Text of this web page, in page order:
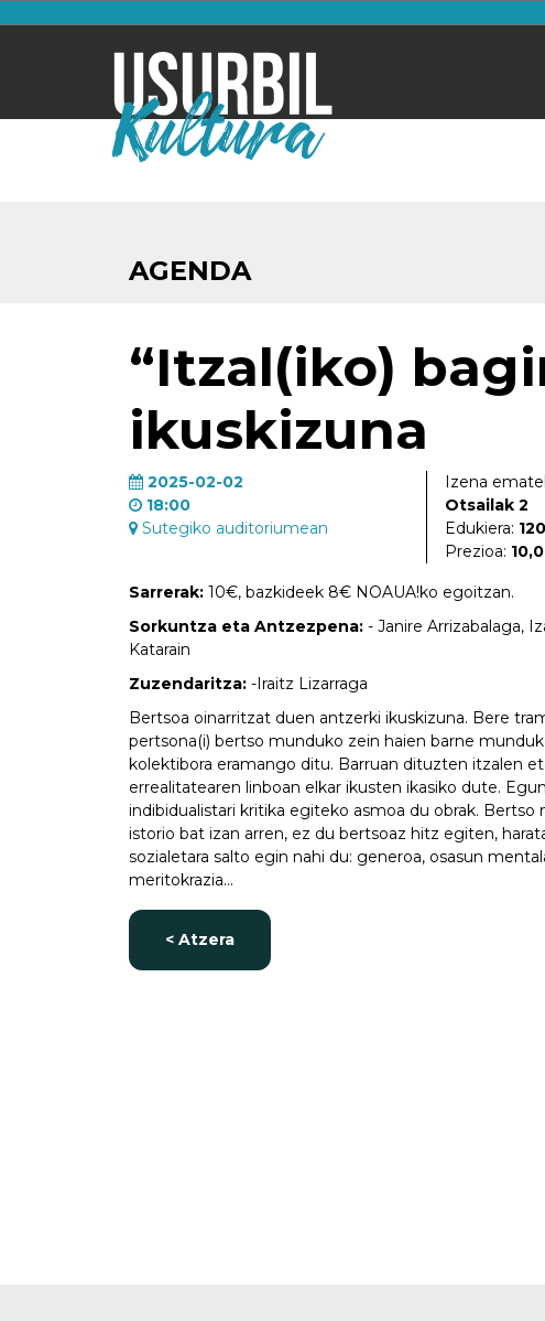
AGENDA
“Itzal(iko)
ikuskizuna
2025-02-02
18:00
Sutegiko auditoriumean
Izena
Otsailak 2
Edukiera: 120
Prezioa:
Sarrerak: 10€, bazkideek 8€ NOAUA!ko egoitzan.
Sorkuntza eta Antzezpena: - Janire Arrizabalaga,
Katarain
Zuzendaritza: -Iraitz Lizarraga
Bertsoa oinarritzat duen antzerki ikuskizuna. Bere
pertsona(i) bertso munduko zein haien barne
kolektibora eramango ditu. Barruan dituzten itzalen
errealitatearen linboan elkar ikusten ikasiko dute.
indibidualistari kritika egiteko asmoa du obrak. Bertso
istorio bat izan arren, ez du bertsoaz hitz egiten,
sozialetara salto egin nahi du: generoa, osasun
meritokrazia...
< Atzera